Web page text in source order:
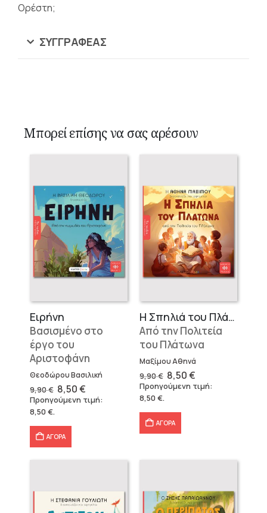
Ορέστη;
ΣΥΓΓΡΑΦΈΑΣ
Μπορεί επίσης να σας αρέσουν
Ειρήνη
Βασισμένο στο
έργο του
Αριστοφάνη
Θεοδώρου Βασιλική
9,90€ Original
price
was:
8,50€Η
τρέχουσα
τιμή
Προηγούμενη τιμή:
8,50€.
ΑΓΟΡΑ
Η Σπηλιά του Πλάτωνα
Από την Πολιτεία
του Πλάτωνα
Μαξίμου Αθηνά
9,90€ Original
price
was:
8,50€Η
τρέχουσα
τιμή
Προηγούμενη τιμή:
8,50€.
ΑΓΟΡΑ